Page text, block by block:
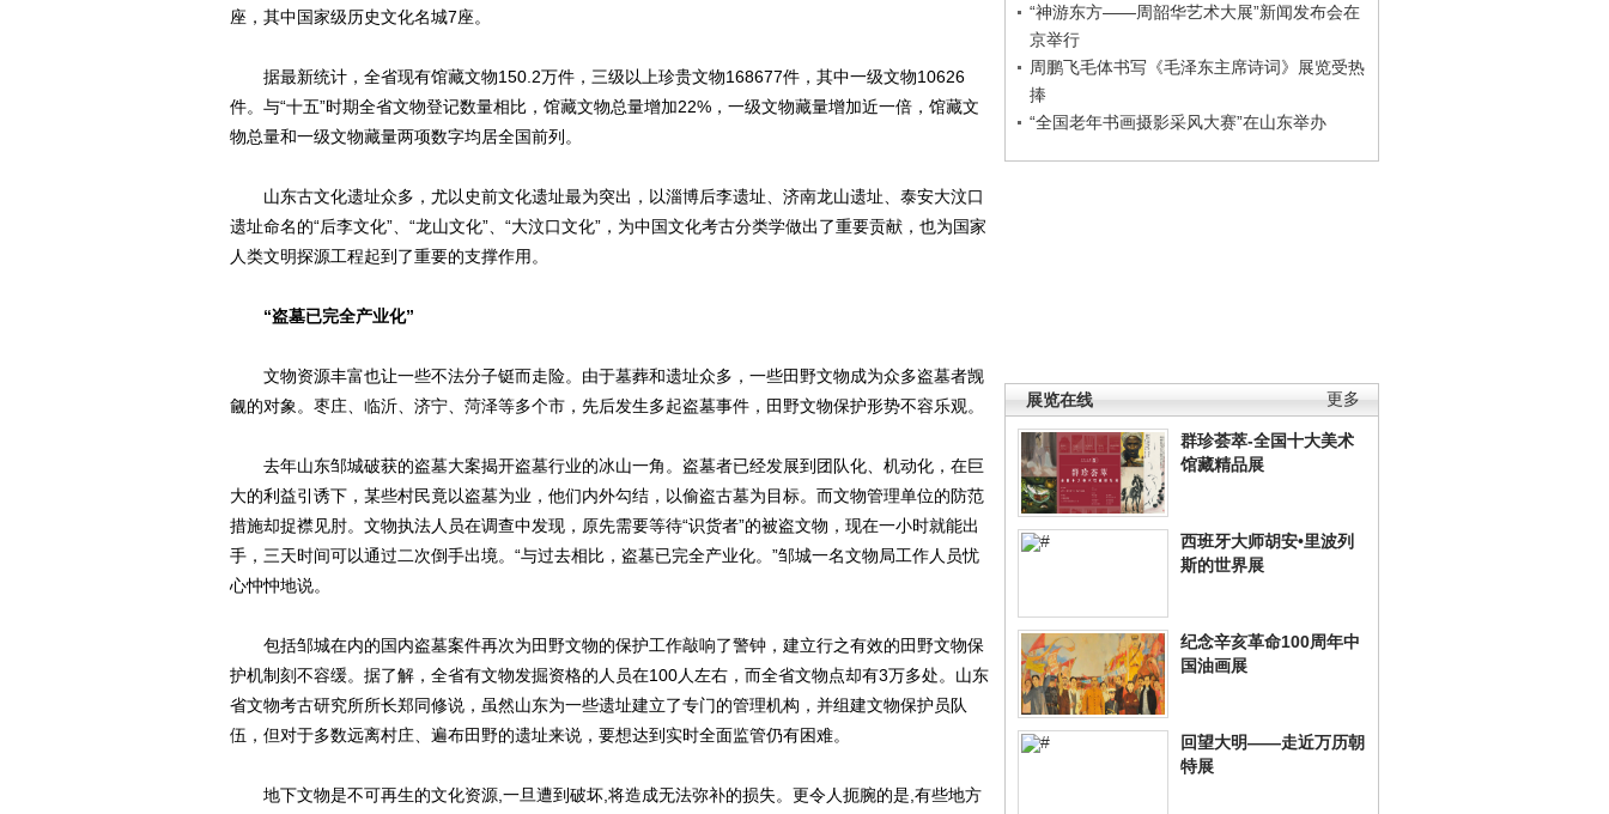
“神游东方——周韶华艺术大展”新闻发布会在
京举行
周鹏飞毛体书写《毛泽东主席诗词》展览受热
捧
“全国老年书画摄影采风大赛”在山东举办
更多
展览在线
群珍荟萃-全国十大美术
馆藏精品展
西班牙大师胡安•里波列
斯的世界展
纪念辛亥革命100周年中
国油画展
回望大明——走近万历朝
特展
座，其中国家级历史文化名城7座。
据最新统计，全省现有馆藏文物150.2万件，三级以上珍贵文物168677件，其中一级文物10626
件。与“十五”时期全省文物登记数量相比，馆藏文物总量增加22%，一级文物藏量增加近一倍，馆藏文
物总量和一级文物藏量两项数字均居全国前列。
山东古文化遗址众多，尤以史前文化遗址最为突出，以淄博后李遗址、济南龙山遗址、泰安大汶口
遗址命名的“后李文化”、“龙山文化”、“大汶口文化”，为中国文化考古分类学做出了重要贡献，也为国家
人类文明探源工程起到了重要的支撑作用。
“盗墓已完全产业化”
文物资源丰富也让一些不法分子铤而走险。由于墓葬和遗址众多，一些田野文物成为众多盗墓者觊
觎的对象。枣庄、临沂、济宁、菏泽等多个市，先后发生多起盗墓事件，田野文物保护形势不容乐观。
去年山东邹城破获的盗墓大案揭开盗墓行业的冰山一角。盗墓者已经发展到团队化、机动化，在巨
大的利益引诱下，某些村民竟以盗墓为业，他们内外勾结，以偷盗古墓为目标。而文物管理单位的防范
措施却捉襟见肘。文物执法人员在调查中发现，原先需要等待“识货者”的被盗文物，现在一小时就能出
手，三天时间可以通过二次倒手出境。“与过去相比，盗墓已完全产业化。”邹城一名文物局工作人员忧
心忡忡地说。
包括邹城在内的国内盗墓案件再次为田野文物的保护工作敲响了警钟，建立行之有效的田野文物保
护机制刻不容缓。据了解，全省有文物发掘资格的人员在100人左右，而全省文物点却有3万多处。山东
省文物考古研究所所长郑同修说，虽然山东为一些遗址建立了专门的管理机构，并组建文物保护员队
伍，但对于多数远离村庄、遍布田野的遗址来说，要想达到实时全面监管仍有困难。
地下文物是不可再生的文化资源,一旦遭到破坏,将造成无法弥补的损失。更令人扼腕的是,有些地方